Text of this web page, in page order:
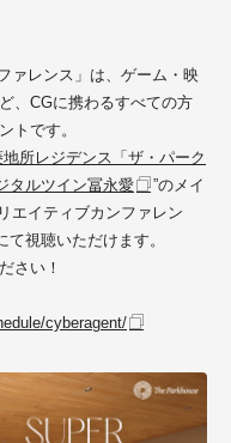
ァレンス」は、ゲーム・映
、CGに携わるすべての方
トです。
地所レジデンス「ザ・パーク
タルツイン冨永愛
”のメイ
エイティブカンファレン
視聴いただけます。
さい！
cyberagent/